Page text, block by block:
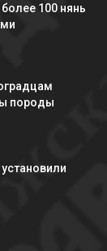
100 нянь
породы